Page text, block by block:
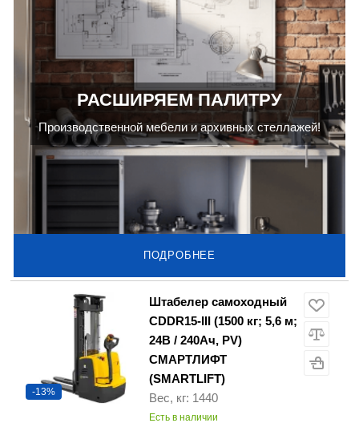
РАСШИРЯЕМ ПАЛИТРУ
Производственной мебели и архивных стеллажей!
ПОДРОБНЕЕ
-13%
Штабелер самоходный
CDDR15-III (1500 кг; 5,6 м;
24В / 240Ач, PV)
СМАРТЛИФТ
(SMARTLIFT)
Вес, кг: 1440
Есть в наличии